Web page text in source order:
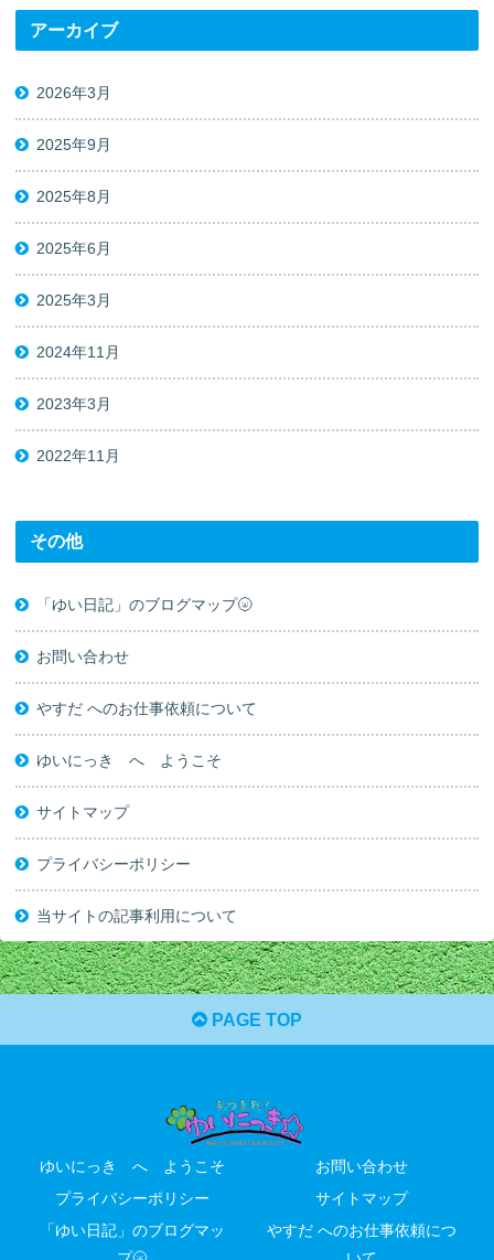
アーカイブ
2026年3月
2025年9月
2025年8月
2025年6月
2025年3月
2024年11月
2023年3月
2022年11月
その他
「ゆい日記」のブログマップ🌝
お問い合わせ
やすだ へのお仕事依頼について
ゆいにっき へ ようこそ
サイトマップ
プライバシーポリシー
当サイトの記事利用について
PAGE TOP
ゆいにっき へ ようこそ
お問い合わせ
プライバシーポリシー
サイトマップ
「ゆい日記」のブログマッ
やすだ へのお仕事依頼につ